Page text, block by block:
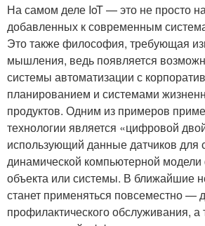
На самом деле IoT — это не просто
добавленных к современным
Это также философия, требующая
мышления, ведь появляется
системы автоматизации с
планированием и системами
продуктов. Одним из примеров
технологии является «цифровой
использующий данные датчиков для
динамической компьютерной модели
объекта или системы. В ближайшие
станет применяться повсеместно —
профилактического обслуживания,